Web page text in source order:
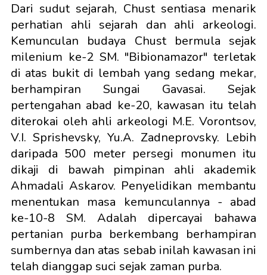
Dari sudut sejarah, Chust sentiasa menarik
perhatian ahli sejarah dan ahli arkeologi.
Kemunculan budaya Chust bermula sejak
milenium ke-2 SM. "Bibionamazor" terletak
di atas bukit di lembah yang sedang mekar,
berhampiran Sungai Gavasai. Sejak
pertengahan abad ke-20, kawasan itu telah
diterokai oleh ahli arkeologi M.E. Vorontsov,
V.I. Sprishevsky, Yu.A. Zadneprovsky. Lebih
daripada 500 meter persegi monumen itu
dikaji di bawah pimpinan ahli akademik
Ahmadali Askarov. Penyelidikan membantu
menentukan masa kemunculannya - abad
ke-10-8 SM. Adalah dipercayai bahawa
pertanian purba berkembang berhampiran
sumbernya dan atas sebab inilah kawasan ini
telah dianggap suci sejak zaman purba.